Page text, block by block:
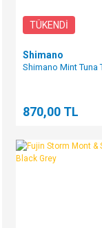
TÜKENDİ
Shimano
Shimano Mint Tuna
870,00 TL